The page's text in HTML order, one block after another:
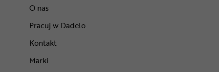
O nas
Pracuj w Dadelo
Kontakt
Marki